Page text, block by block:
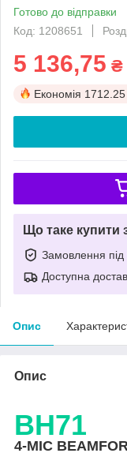
Готово до відправки
Код: 1208651
5 136,75 ₴
Економія
Що таке купити
Замовлення під
Доступна
Опис
Опис
BH71
4-MIC